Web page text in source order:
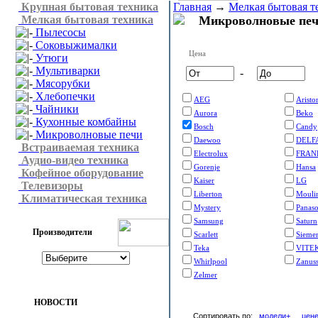
Крупная бытовая техника
Мелкая бытовая техника
Пылесосы
Соковыжималки
Утюги
Мультиварки
Мясорубки
Хлебопечки
Чайники
Кухонные комбайны
Микроволновые печи
Встраиваемая техника
Аудио-видео техника
Кофейное оборудование
Телевизоры
Климатическая техника
Производители
НОВОСТИ
Главная → Мелкая бытовая
Микроволновые
Цена
-
AEG
Aurora
Beko
Bosch
Candy
Daewoo
Electrolux
Gorenje
Hansa
Kaiser
LG
Liberton
Mystery
Samsung
Saturn
Scarlett
Teka
Whirlpool
Zelmer
Сортировать по: модели+ цене